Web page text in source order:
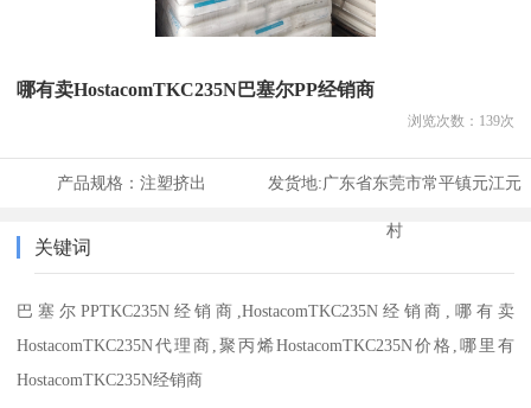
哪有卖HostacomTKC235N巴塞尔PP经销商
浏览次数： 139次
产品规格： 注塑挤出 发货地:广东省东莞市常平镇元江元
村
关键词
巴塞尔PPTKC235N经销商,HostacomTKC235N经销商,哪有卖
HostacomTKC235N代理商,聚丙烯HostacomTKC235N价格,哪里有
HostacomTKC235N经销商